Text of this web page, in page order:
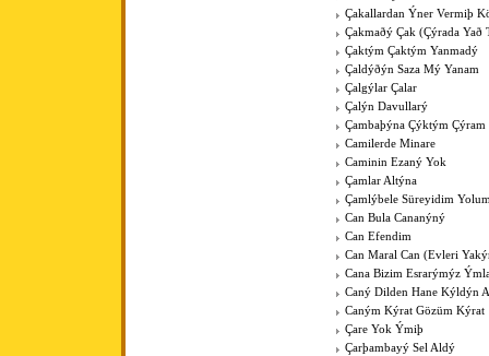
Çakallardan Ýner Vermiþ
Çakmaðý Çak (Çýrada Yað
Çaktým Çaktým Yanmadý
Çaldýðýn Saza Mý Yanam
Çalgýlar Çalar
Çalýn Davullarý
Çambaþýna Çýktým Çýram
Camilerde Minare
Caminin Ezaný Yok
Çamlar Altýna
Çamlýbele Süreyidim
Can Bula Cananýný
Can Efendim
Can Maral Can (Evleri
Cana Bizim Esrarýmýz
Caný Dilden Hane Kýldýn
Caným Kýrat Gözüm Kýrat
Çare Yok Ýmiþ
Çarþambayý Sel Aldý